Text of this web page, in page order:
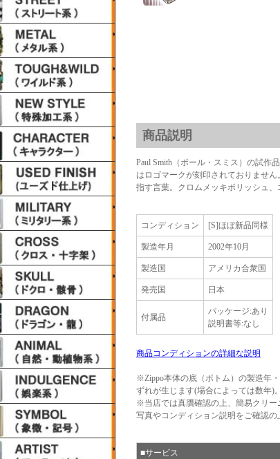
商品説明
Paul Smith（ポール・スミス）の試作
はロゴマークが刻印されておりませ
指す言葉。クロムメッキポリッシュ、
コンディション [S]ほぼ新品同様
製造年月 2002年10月
製造国 アメリカ合衆国
発売国 日本
付属品
パッケージ:あり
説明書等:なし
商品コンディションの詳細な説明
※Zippo本体の底（ボトム）の製造年
ずれが生じます(場合によっては数年)。
※当店では真贋確認の上、簡易クリー
写真やコンディション説明をご確認の
■サービス